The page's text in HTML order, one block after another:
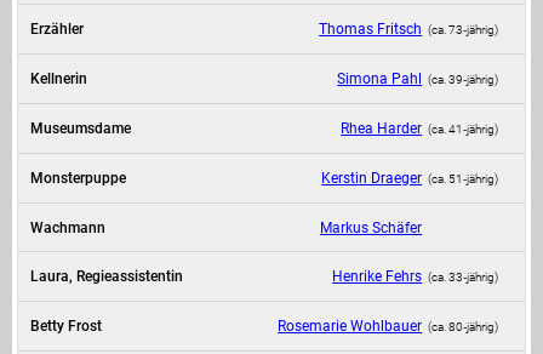
Erzähler Thomas Fritsch (ca. 73‑jährig)
Kellnerin Simona Pahl (ca. 39‑jährig)
Museumsdame Rhea Harder (ca. 41‑jährig)
Monsterpuppe Kerstin Draeger (ca. 51‑jährig)
Wachmann Markus Schäfer
Laura, Regieassistentin Henrike Fehrs (ca. 33‑jährig)
Betty Frost Rosemarie Wohlbauer (ca. 80‑jährig)